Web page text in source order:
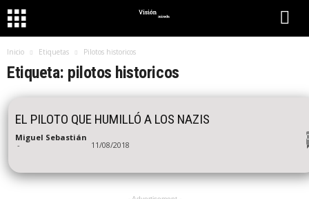
Inicio Etiquetas Pilotos historicos
Etiqueta: pilotos historicos
EL PILOTO QUE HUMILLÓ A LOS NAZIS
Miguel Sebastián
- 11/08/2018